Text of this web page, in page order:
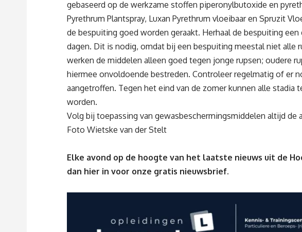
gebaseerd op de werkzame stoffen piperonylbutoxide en
Pyrethrum Plantspray, Luxan Pyrethrum vloeibaar en Spruzit
de bespuiting goed worden geraakt. Herhaal de bespuiting
dagen. Dit is nodig, omdat bij een bespuiting meestal niet alle
werken de middelen alleen goed tegen jonge rupsen; oudere
hiermee onvoldoende bestreden. Controleer regelmatig of er
aangetroffen. Tegen het eind van de zomer kunnen alle stadia
worden.
Volg bij toepassing van gewasbeschermingsmiddelen altijd de
Foto Wietske van der Stelt
Elke avond op de hoogte van het laatste nieuws uit de
dan hier in voor onze gratis nieuwsbrief.